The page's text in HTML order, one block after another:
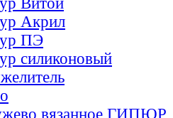
Акрил
ПЭ
силиконовый
вязанное ГИПЮР